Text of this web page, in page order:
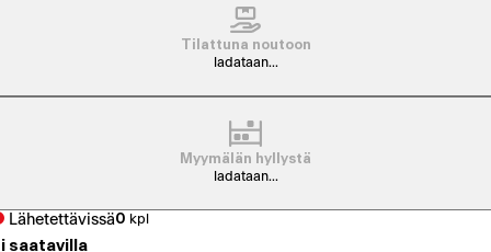
Tilattuna noutoon
ladataan...
Myymälän hyllystä
ladataan...
Lähetettävissä0 kpl
saatavilla